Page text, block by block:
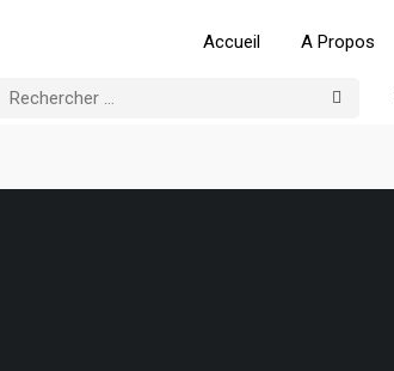
Accueil A Propos